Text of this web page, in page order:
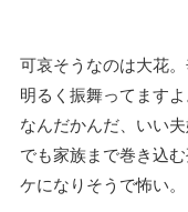
可哀そうなのは大花
明るく振舞ってますよ
なんだかんだ、いい夫
でも家族まで巻き込
ケになりそうで怖い。